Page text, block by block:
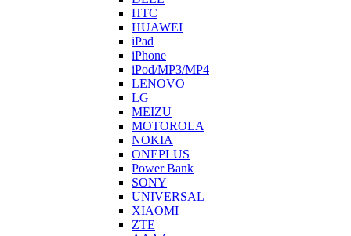
HTC
HUAWEI
iPad
iPhone
iPod/MP3/MP4
LENOVO
LG
MEIZU
MOTOROLA
NOKIA
ONEPLUS
Power Bank
SONY
UNIVERSAL
XIAOMI
ZTE